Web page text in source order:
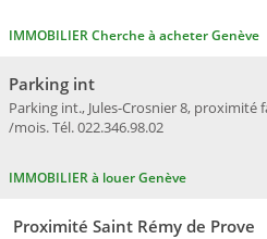
IMMOBILIER Cherche à acheter Genève
IMMOBILIER à louer Genève
Parking int., Jules-Crosnier 8, proximité
/mois. Tél. 022.346.98.02
Parking int
Proximité Saint Rémy de Prove